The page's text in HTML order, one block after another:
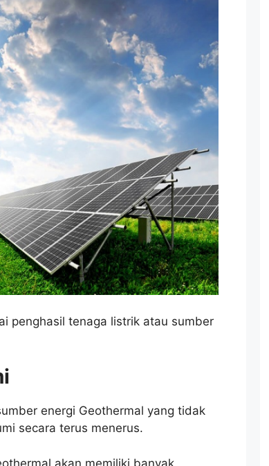
penghasil tenaga listrik atau sumber
energi Geothermal yang tidak
secara terus menerus.
akan memiliki banyak